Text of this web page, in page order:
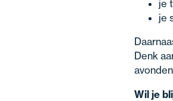
je
je
Denk
Wil je